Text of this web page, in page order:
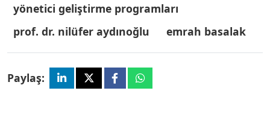
yönetici geliştirme programları
prof. dr. nilüfer aydınoğlu
emrah basalak
Paylaş: